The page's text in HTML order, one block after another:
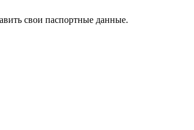
свои паспортные данные.